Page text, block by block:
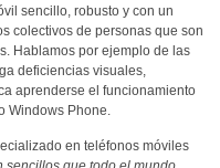
sencillo, robusto y con un
colectivos de personas que son
Hablamos por ejemplo de las
deficiencias visuales,
aprenderse el funcionamiento
Windows Phone.
en teléfonos móviles